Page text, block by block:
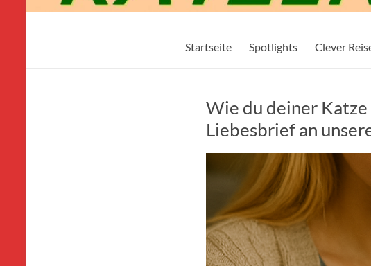
Startseite Spotlights Clever
Wie du deiner Katze
Liebesbrief an